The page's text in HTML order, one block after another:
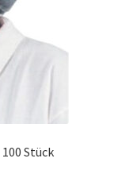
Stück